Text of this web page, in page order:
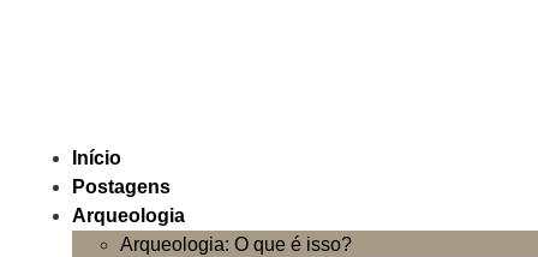
Início
Postagens
Arqueologia
Arqueologia: O que é isso?